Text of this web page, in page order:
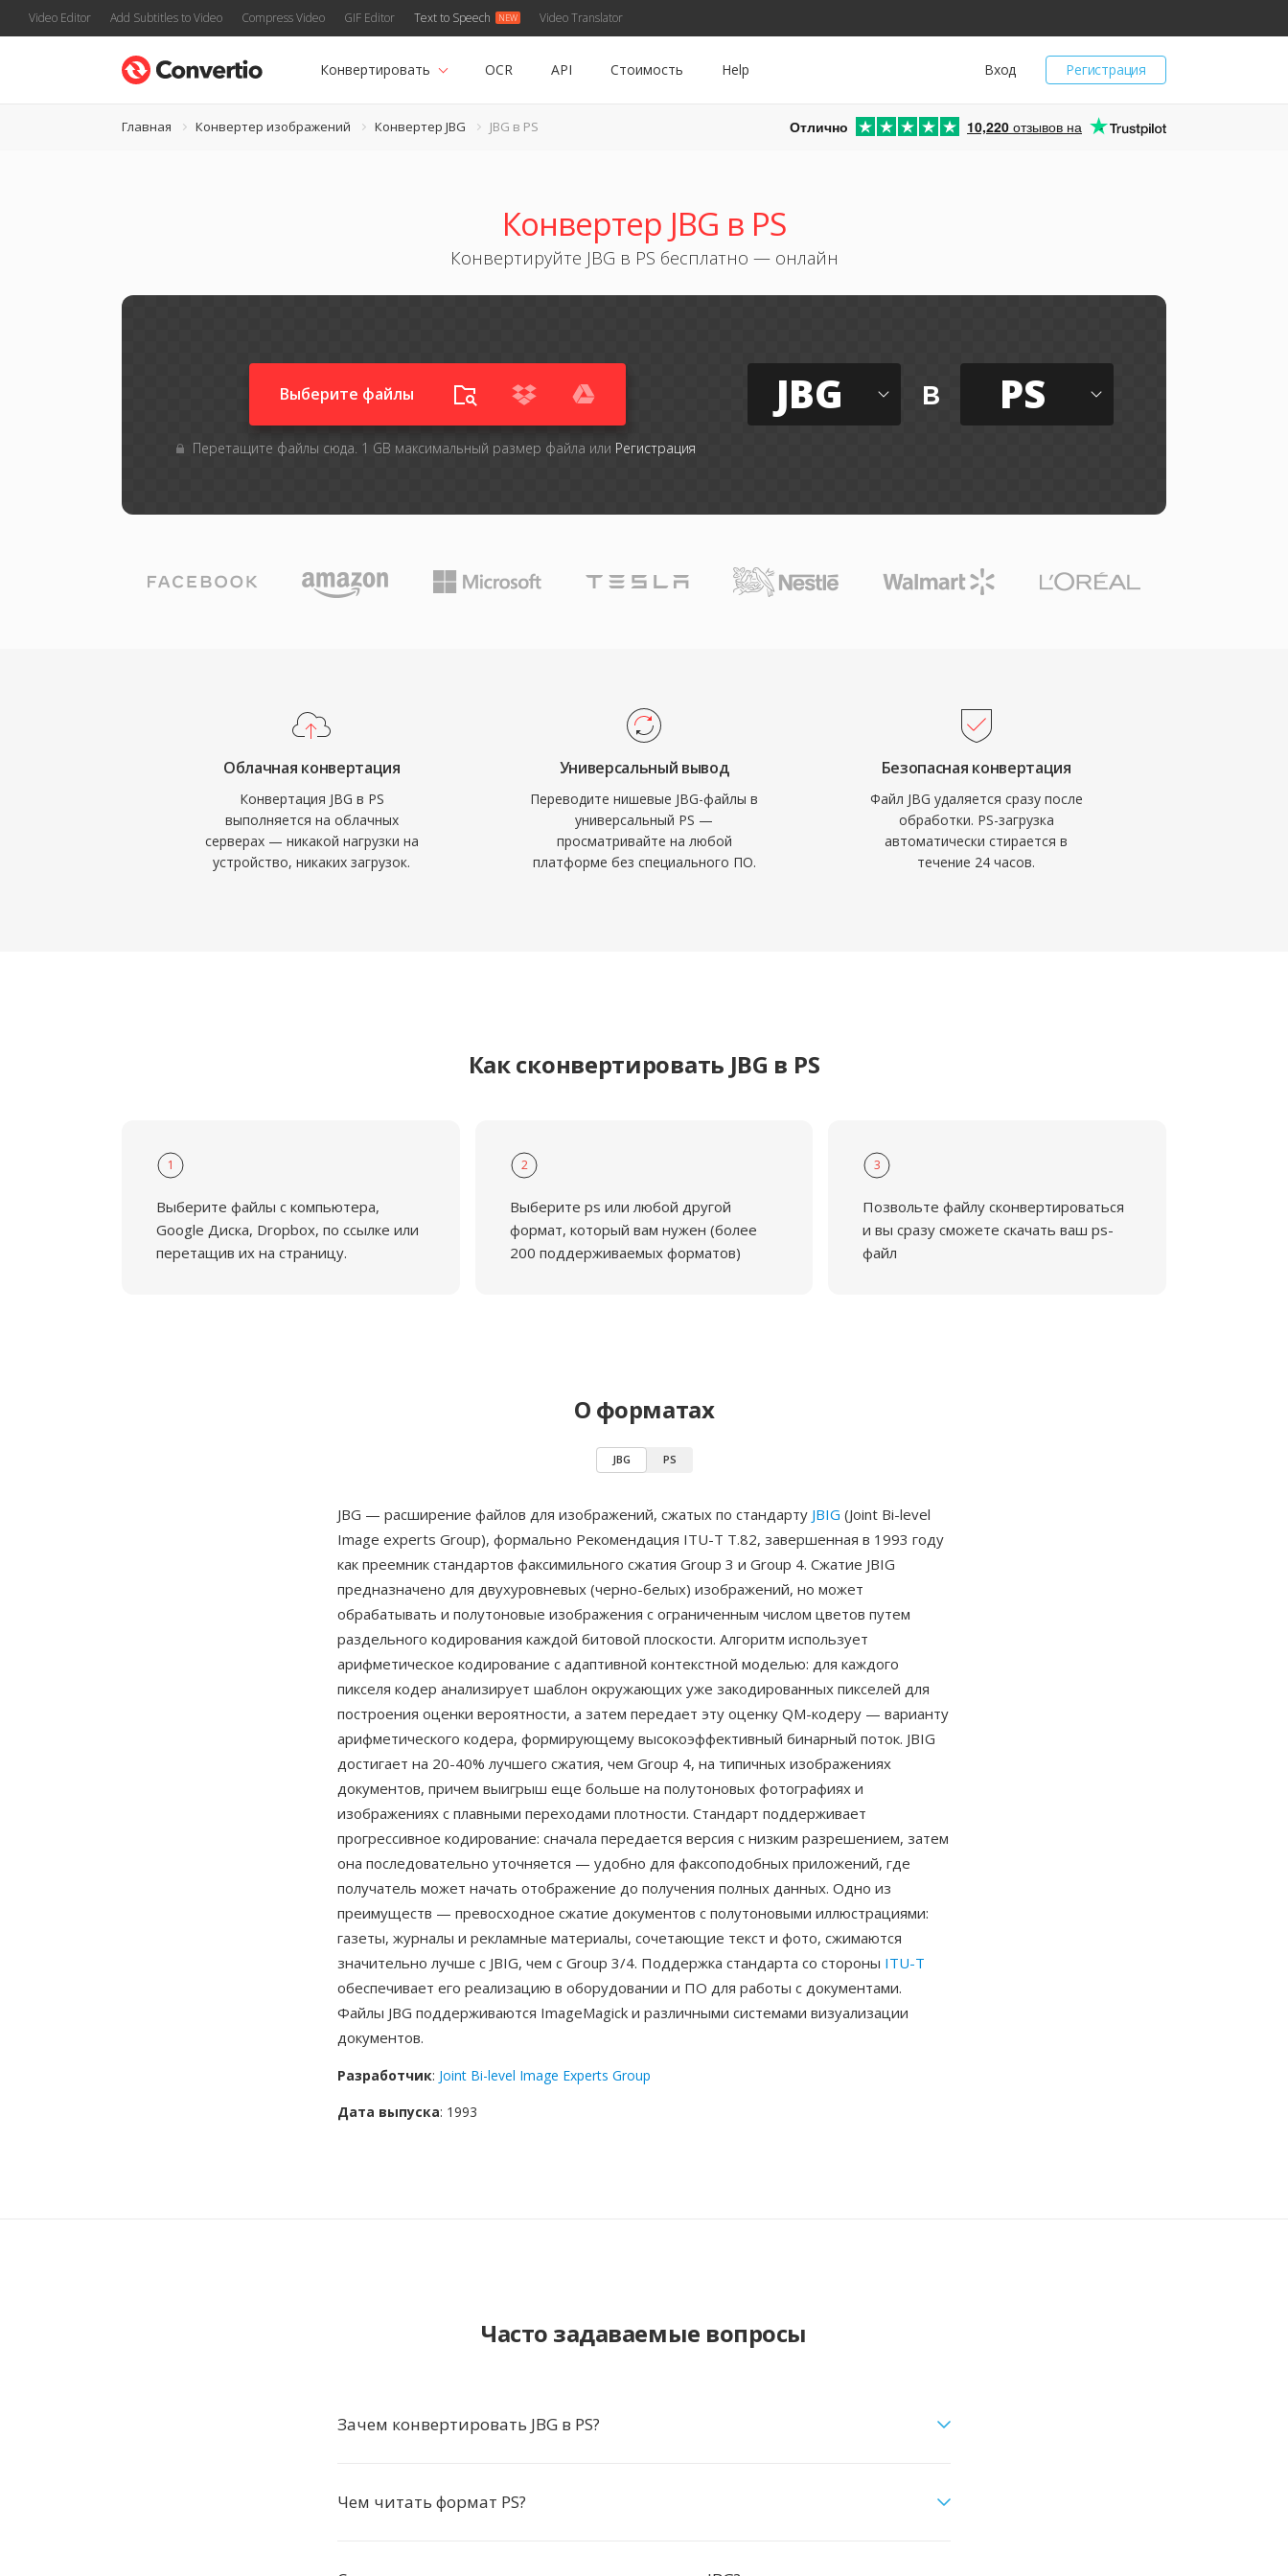
Video Editor Add Subtitles to Video Compress Video GIF Editor Text to Speech Video Translator
Регистрация
Вход
Конвертировать OCR API Стоимость Help
Главная Конвертер изображений Конвертер JBG JBG в PS Отлично 10,220 отзывов на
Конвертер JBG в PS
Конвертируйте JBG в PS бесплатно — онлайн
Выберите файлы
Перетащите файлы сюда. 1 GB максимальный размер файла или Регистрация
JBG в PS
Облачная конвертация
Конвертация JBG в PS
выполняется на облачных
серверах — никакой нагрузки на
устройство, никаких загрузок.
Универсальный вывод
Переводите нишевые JBG-файлы в
универсальный PS —
просматривайте на любой
платформе без специального ПО.
Безопасная конвертация
Файл JBG удаляется сразу после
обработки. PS-загрузка
автоматически стирается в
течение 24 часов.
Как сконвертировать JBG в PS
1
Выберите файлы с компьютера,
Google Диска, Dropbox, по ссылке или
перетащив их на страницу.
2
Выберите ps или любой другой
формат, который вам нужен (более
200 поддерживаемых форматов)
3
Позвольте файлу сконвертироваться
и вы сразу сможете скачать ваш ps-
файл
О форматах
JBG PS
JBG — расширение файлов для изображений, сжатых по стандарту JBIG (Joint Bi-level
Image experts Group), формально Рекомендация ITU-T T.82, завершенная в 1993 году
как преемник стандартов факсимильного сжатия Group 3 и Group 4. Сжатие JBIG
предназначено для двухуровневых (черно-белых) изображений, но может
обрабатывать и полутоновые изображения с ограниченным числом цветов путем
раздельного кодирования каждой битовой плоскости. Алгоритм использует
арифметическое кодирование с адаптивной контекстной моделью: для каждого
пикселя кодер анализирует шаблон окружающих уже закодированных пикселей для
построения оценки вероятности, а затем передает эту оценку QM-кодеру — варианту
арифметического кодера, формирующему высокоэффективный бинарный поток. JBIG
достигает на 20-40% лучшего сжатия, чем Group 4, на типичных изображениях
документов, причем выигрыш еще больше на полутоновых фотографиях и
изображениях с плавными переходами плотности. Стандарт поддерживает
прогрессивное кодирование: сначала передается версия с низким разрешением, затем
она последовательно уточняется — удобно для факсоподобных приложений, где
получатель может начать отображение до получения полных данных. Одно из
преимуществ — превосходное сжатие документов с полутоновыми иллюстрациями:
газеты, журналы и рекламные материалы, сочетающие текст и фото, сжимаются
значительно лучше с JBIG, чем с Group 3/4. Поддержка стандарта со стороны ITU-T
обеспечивает его реализацию в оборудовании и ПО для работы с документами.
Файлы JBG поддерживаются ImageMagick и различными системами визуализации
документов.
Разработчик: Joint Bi-level Image Experts Group
Дата выпуска: 1993
Часто задаваемые вопросы
Зачем конвертировать JBG в PS?
Чем читать формат PS?